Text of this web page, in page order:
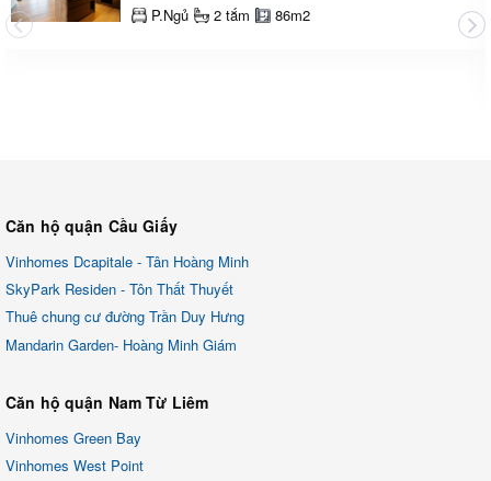
P.Ngủ 2 tắm 86m2
Căn hộ quận Cầu Giấy
Vinhomes Dcapitale - Tân Hoàng Minh
SkyPark Residen - Tôn Thất Thuyết
Thuê chung cư đường Trần Duy Hưng
Mandarin Garden- Hoàng Minh Giám
Căn hộ quận Nam Từ Liêm
Vinhomes Green Bay
Vinhomes West Point